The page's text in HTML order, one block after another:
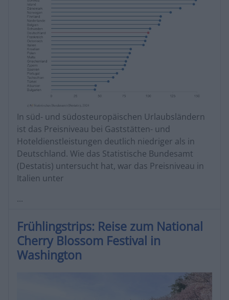
In süd- und südosteuropäischen Urlaubsländern
ist das Preisniveau bei Gaststätten- und
Hoteldienstleistungen deutlich niedriger als in
Deutschland. Wie das Statistische Bundesamt
(Destatis) untersucht hat, war das Preisniveau in
Italien unter
...
Frühlingstrips: Reise zum National
Cherry Blossom Festival in
Washington